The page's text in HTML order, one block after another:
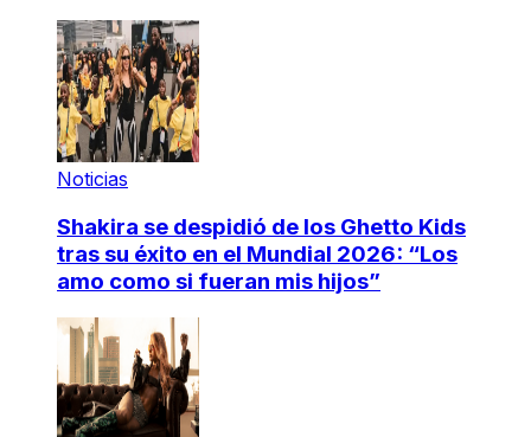
Noticias
Shakira se despidió de los Ghetto Kids
tras su éxito en el Mundial 2026: “Los
amo como si fueran mis hijos”